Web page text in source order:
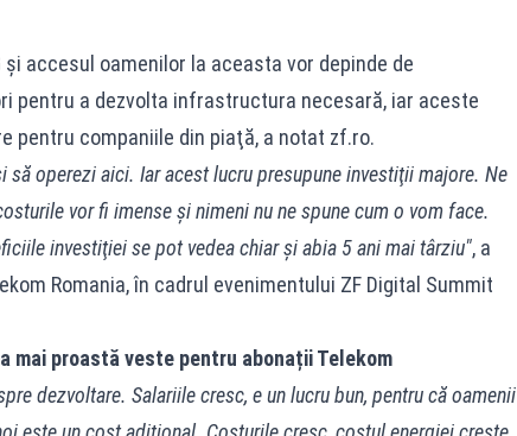
accesul oamenilor la aceasta vor depinde de
pentru a dezvolta infrastructura necesară, iar aceste
pentru companiile din piaţă, a notat zf.ro.
să operezi aici. Iar acest lucru presupune investiţii majore. Ne
vor fi imense şi nimeni nu ne spune cum o vom face.
investiţiei se pot vedea chiar şi abia 5 ani mai târziu", a
Romania, în cadrul evenimentului ZF Digital Summit
mai proastă veste pentru abonații Telekom
dezvoltare. Salariile cresc, e un lucru bun, pentru că oamenii